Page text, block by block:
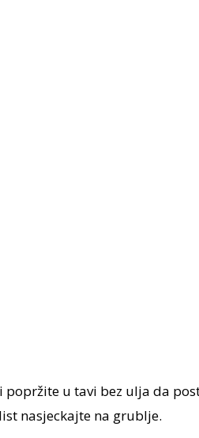
popržite u tavi bez ulja da
nasjeckajte na grublje.